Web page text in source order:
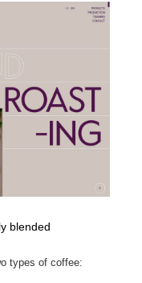
blended
types of coffee: